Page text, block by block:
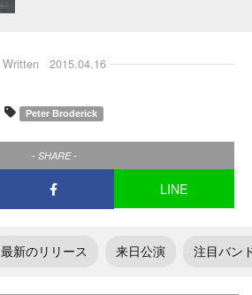
Written 2015.04.16
Peter Broderick
- SHARE -
LINE
最新のリリース 来日公演 注目バン